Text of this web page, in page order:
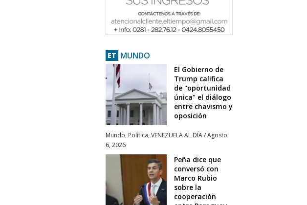
ET MUNDO
El Gobierno de
Trump califica
de "oportunidad
única" el diálogo
entre chavismo y
oposición
Mundo, Política, VENEZUELA AL DÍA/Agosto
6, 2026
Peña dice que
conversó con
Marco Rubio
sobre la
cooperación